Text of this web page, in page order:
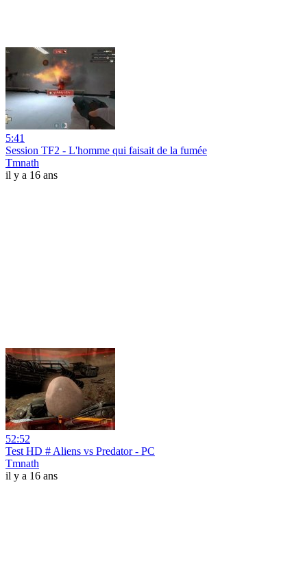
5:41
Session TF2 - L'homme qui faisait de la fumée
Tmnath
il y a 16 ans
52:52
Test HD # Aliens vs Predator - PC
Tmnath
il y a 16 ans